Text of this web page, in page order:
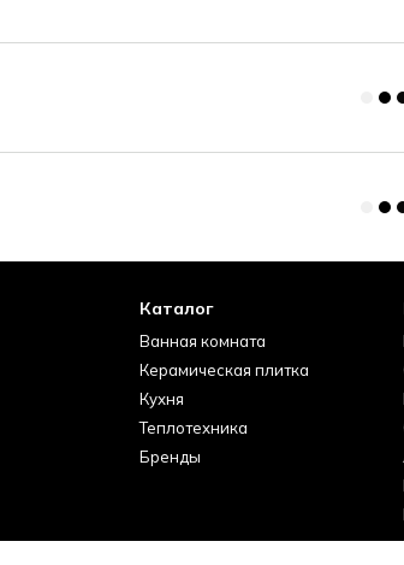
Каталог
Ванная комната
Керамическая плитка
Кухня
Теплотехника
Бренды